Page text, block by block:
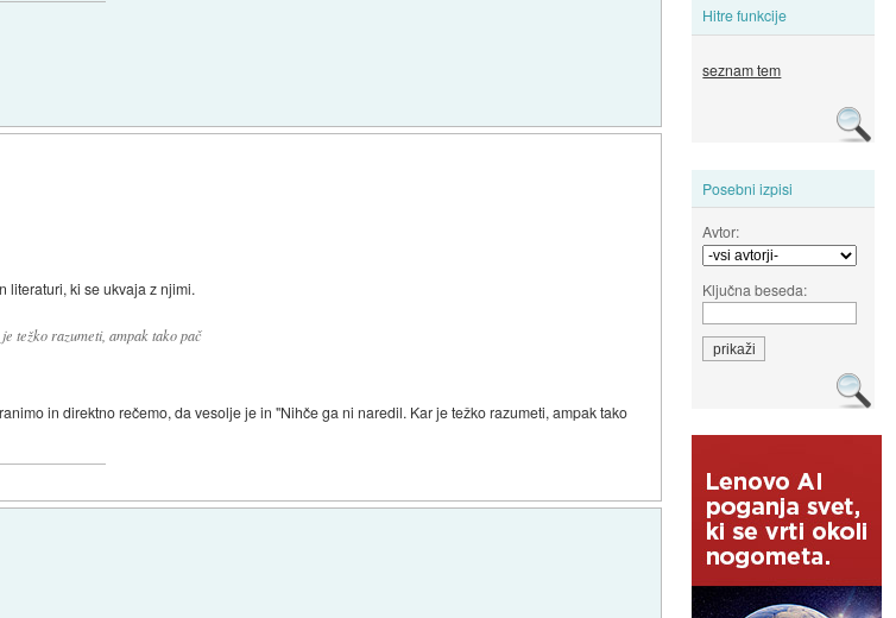
Hitre funkcije
seznam tem
Posebni izpisi
Avtor:
Ključna beseda:
literaturi, ki se ukvaja z njimi.
težko razumeti, ampak tako pač
in direktno rečemo, da vesolje je in "Nihče ga ni naredil. Kar je težko razumeti, ampak tako